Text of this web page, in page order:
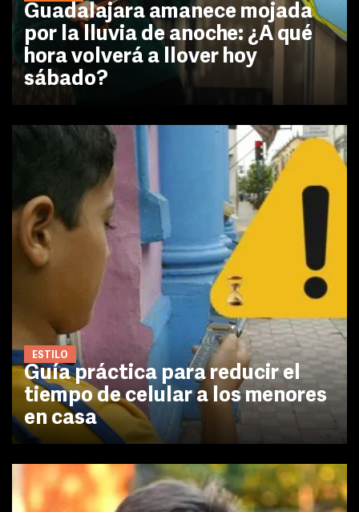
Guadalajara amanece mojada
por la lluvia de anoche: ¿A qué
hora volverá a llover hoy
sábado?
ESTILO
Guía práctica para reducir el
tiempo de celular a los menores
en casa